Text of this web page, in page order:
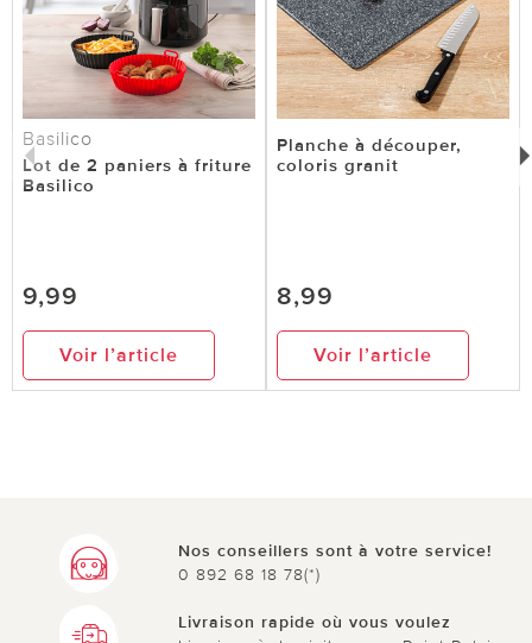
Basilico
Lot de 2 paniers à friture
Basilico
9,99
Voir l’article
Planche à découper,
coloris granit
8,99
Voir l’article
Nos conseillers sont à votre service!
0 892 68 18 78(*)
Livraison rapide où vous voulez